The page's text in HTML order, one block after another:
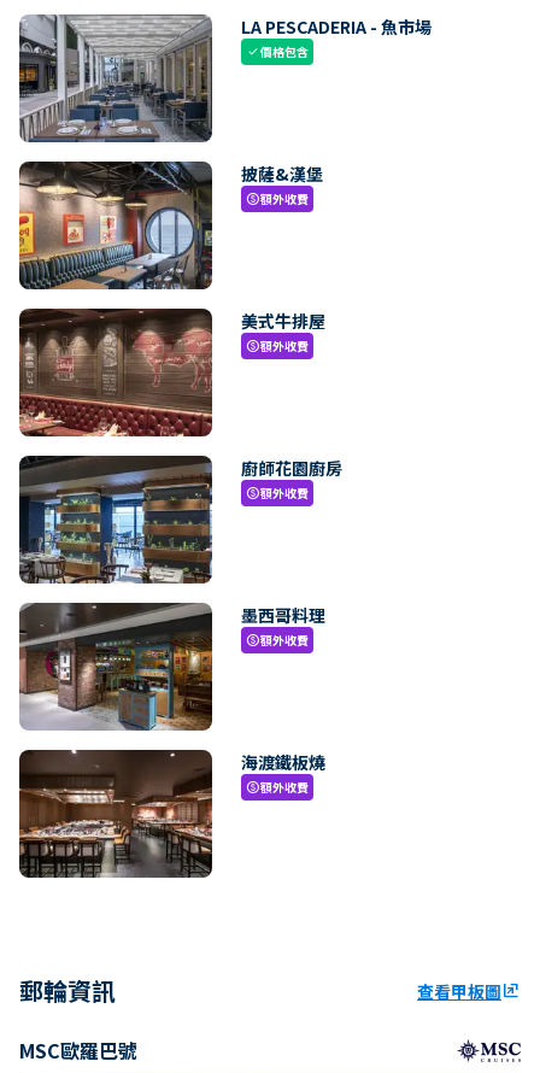
LA PESCADERIA - 魚市場
check價格包含
披薩&漢堡
paid額外收費
美式牛排屋
paid額外收費
廚師花園廚房
paid額外收費
墨西哥料理
paid額外收費
海渡鐵板燒
paid額外收費
郵輪資訊 查看甲板圖ungroup
MSC歐羅巴號